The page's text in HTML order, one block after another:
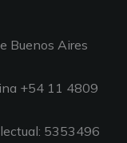
Buenos Aires
+54 11 4809
5353496